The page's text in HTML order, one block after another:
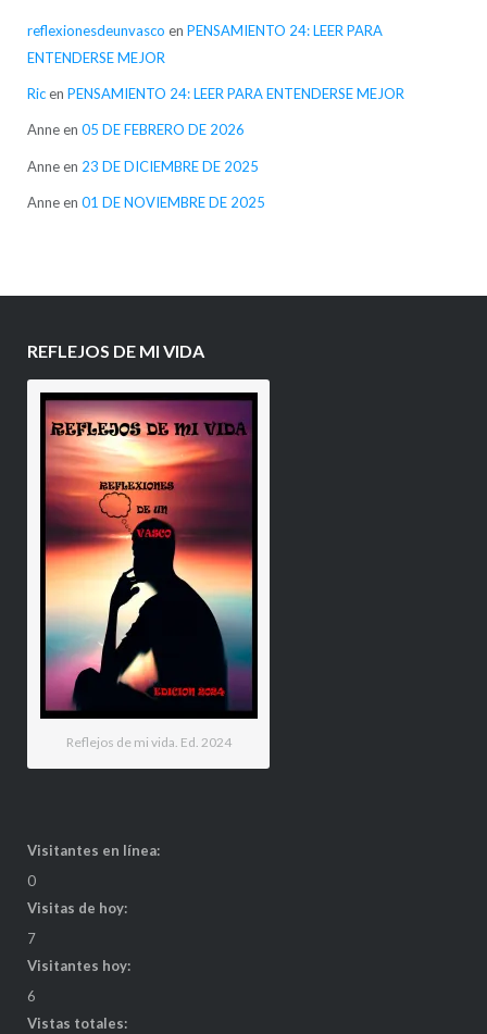
reflexionesdeunvasco en PENSAMIENTO 24: LEER PARA
ENTENDERSE MEJOR
Ricen PENSAMIENTO 24: LEER PARA ENTENDERSE MEJOR
Anneen 05 DE FEBRERO DE 2026
Anneen 23 DE DICIEMBRE DE 2025
Anneen 01 DE NOVIEMBRE DE 2025
REFLEJOS DE MI VIDA
Reflejos de mi vida. Ed. 2024
Visitantes en línea:
0
Visitas de hoy:
7
Visitantes hoy:
6
Vistas totales: